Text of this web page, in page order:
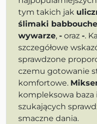
tym takich jak
ślimaki
wywarze, - oraz -.
szczegółowe
sprawdzone
czemu gotowanie
komfortowe.
kompleksowa baza
szukających
smaczne dania.